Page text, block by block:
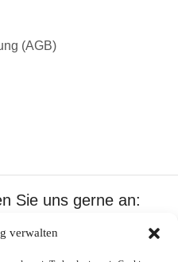
verwalten
(AGB)
Sie uns gerne an: